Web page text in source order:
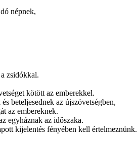
népnek,
zsidókkal.
kötött az emberekkel.
beteljesednek az újszövetségben,
az embereknek.
egyháznak az időszaka.
kijelentés fényében kell értelmeznünk.